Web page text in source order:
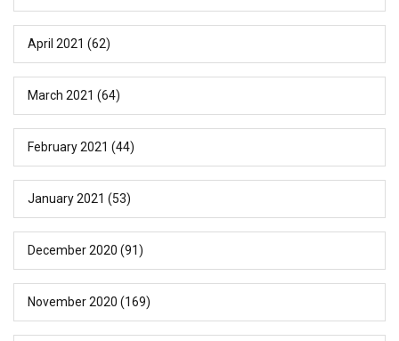
April 2021 (62)
March 2021 (64)
February 2021 (44)
January 2021 (53)
December 2020 (91)
November 2020 (169)